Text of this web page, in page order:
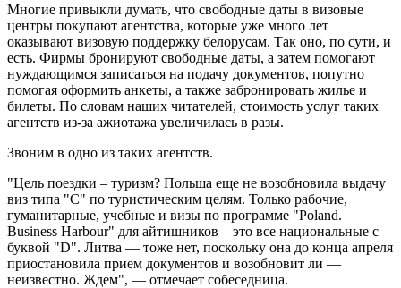
Многие привыкли думать, что свободные даты в визовые
центры покупают агентства, которые уже много лет
оказывают визовую поддержку белорусам. Так оно, по сути, и
есть. Фирмы бронируют свободные даты, а затем помогают
нуждающимся записаться на подачу документов, попутно
помогая оформить анкеты, а также забронировать жилье и
билеты. По словам наших читателей, стоимость услуг таких
агентств из-за ажиотажа увеличилась в разы.
Звоним в одно из таких агентств.
"Цель поездки – туризм? Польша еще не возобновила выдачу
виз типа "С" по туристическим целям. Только рабочие,
гуманитарные, учебные и визы по программе "Poland.
Business Harbour" для айтишников – это все национальные с
буквой "D". Литва — тоже нет, поскольку она до конца апреля
приостановила прием документов и возобновит ли —
неизвестно. Ждем", — отмечает собеседница.